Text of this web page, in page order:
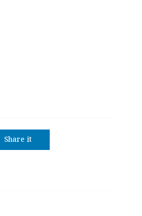
Share it